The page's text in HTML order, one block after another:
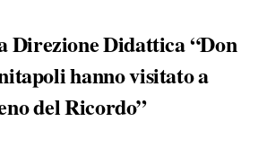
Direzione Didattica “Don
hanno visitato a
del Ricordo”